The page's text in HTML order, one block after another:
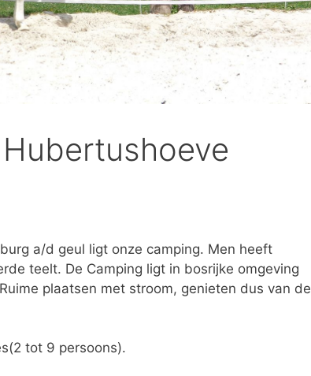
a/d geul ligt onze camping. Men heeft
teelt. De Camping ligt in bosrijke omgeving
plaatsen met stroom, genieten dus van de
tot 9 persoons).